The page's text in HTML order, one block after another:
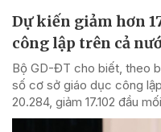
Dự kiến giảm hơn
công lập trên cả
Bộ GD-ĐT cho biết, theo
số cơ sở giáo dục công
20.284, giảm 17.102 đầu